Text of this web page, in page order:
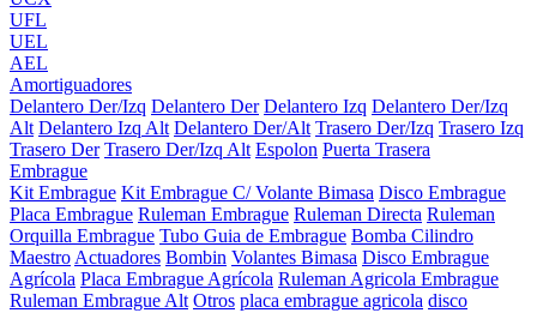
UFL
UEL
AEL
Amortiguadores
Delantero Der/Izq Delantero Der Delantero Izq Delantero Der/Izq
Alt Delantero Izq Alt Delantero Der/Alt Trasero Der/Izq Trasero Izq
Trasero Der Trasero Der/Izq Alt Espolon Puerta Trasera
Embrague
Kit Embrague Kit Embrague C/ Volante Bimasa Disco Embrague
Placa Embrague Ruleman Embrague Ruleman Directa Ruleman
Orquilla Embrague Tubo Guia de Embrague Bomba Cilindro
Maestro Actuadores Bombin Volantes Bimasa Disco Embrague
Agrícola Placa Embrague Agrícola Ruleman Agricola Embrague
Ruleman Embrague Alt Otros placa embrague agricola disco